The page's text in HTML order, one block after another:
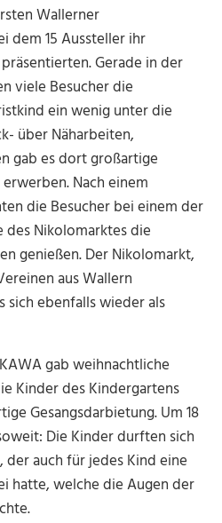
Wallerner
dem 15 Aussteller ihr
Gerade in der
viele Besucher die
ein wenig unter die
über Näharbeiten,
gab es dort großartige
Nach einem
die Besucher bei einem der
des Nikolomarktes die
genießen. Der Nikolomarkt,
aus Wallern
ebenfalls wieder als
gab weihnachtliche
Kinder des Kindergartens
Gesangsdarbietung. Um 18
Die Kinder durften sich
auch für jedes Kind eine
hatte, welche die Augen der